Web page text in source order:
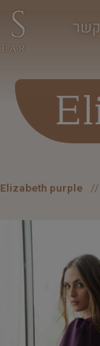
Elizabeth purple